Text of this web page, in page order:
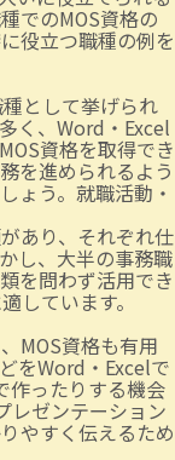
でのMOS資格の
役立つ職種の例を
として挙げられ
く、Word・Excel
資格を取得でき
を進められるよう
ょう。就職活動・
あり、それぞれ仕
し、大半の事務職
を問わず活用でき
しています。
MOS資格も有用
をWord・Excelで
作ったりする機会
レゼンテーション
やすく伝えるため